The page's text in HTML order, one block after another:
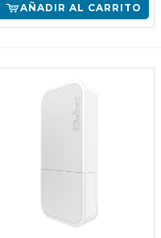
AÑADIR AL CARRITO